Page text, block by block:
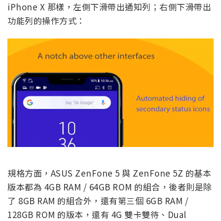
iPhone X 那樣，左側下滑帶出通知列；右側下滑帶出
功能列的操作方式：
規格方面，ASUS ZenFone 5 與 ZenFone 5Z 的基本
版本都為 4GB RAM / 64GB ROM 的組合，後者則是除
了 8GB RAM 的組合外，還有第三個 6GB RAM /
128GB ROM 的版本，還有 4G 雙卡雙待、Dual